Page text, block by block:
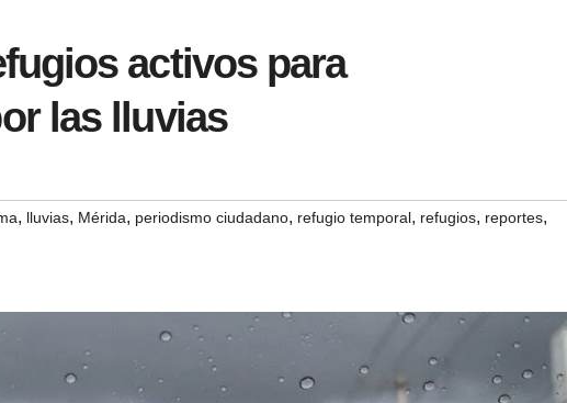
activos para
las lluvias
, lluvias, Mérida, periodismo ciudadano, refugio temporal, refugios, reportes,